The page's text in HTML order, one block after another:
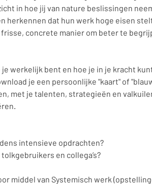
in hoe jij van nature beslissingen
herkennen dat hun werk hoge eisen
concrete manier om beter te
werkelijk bent en hoe je in je kracht
je een persoonlijke "kaart" of
met je talenten, strategieën en
intensieve opdrachten?
en collega’s?
middel van Systemisch werk